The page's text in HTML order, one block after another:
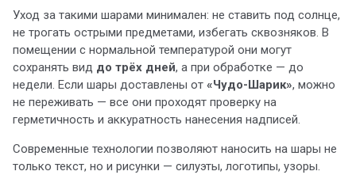
Уход за такими шарами минимален: не ставить под солнце,
не трогать острыми предметами, избегать сквозняков. В
помещении с нормальной температурой они могут
сохранять вид до трёх дней, а при обработке — до
недели. Если шары доставлены от «Чудо-Шарик», можно
не переживать — все они проходят проверку на
герметичность и аккуратность нанесения надписей.
Современные технологии позволяют наносить на шары не
только текст, но и рисунки — силуэты, логотипы, узоры.